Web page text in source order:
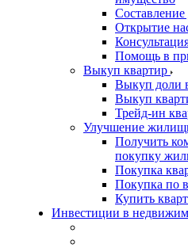
Составление
Открытие
Помощь в
Выкуп квартир
Выкуп доли
Выкуп
Трейд-ин
Улучшение
Получить
покупку
Покупка
Покупка по
Купить
Инвестиции в